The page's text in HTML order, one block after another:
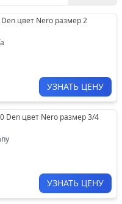
цвет Nero размер 2
УЗНАТЬ ЦЕНУ
Den цвет Nero размер 3/4
УЗНАТЬ ЦЕНУ